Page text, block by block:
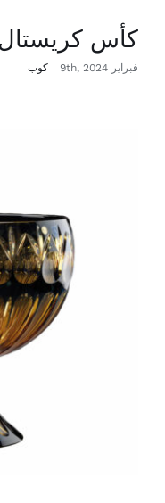
كأس كريستال iv باللون الكهرماني
فبراير 9th, 2024 | كوب